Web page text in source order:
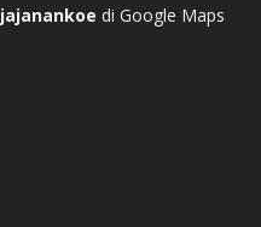
jajanankoe di Google Maps